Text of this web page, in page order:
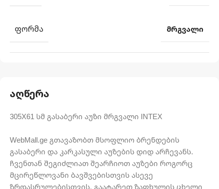
აღწერა
305X61 სმ გასაბერი აუზი მრგვალი INTEX
WebMall.ge გთავაზობთ მსოფლიო ბრენდების
გასაბერი და კარკასული აუზების დიდ არჩევანს.
ჩვენთან შეგიძლიათ შეარჩიოთ აუზები როგორც
მცირეწლოვანი ბავშვებისთვის ასევე
ზრდასრულებისთვის. გაატარეთ ზაფხულის ცხელი
ᲤᲝᲠᲛᲐ მრგვალი